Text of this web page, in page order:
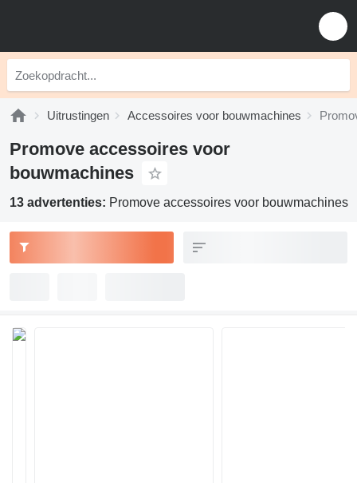
Uitrustingen Accessoires voor bouwmachines
Promove accessoires voor
bouwmachines
13 advertenties: Promove accessoires voor bouwmachines